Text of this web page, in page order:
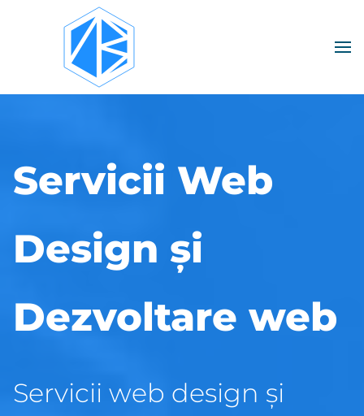
Servicii Web Design și Dezvoltare web - către prima
Servicii Web
Design și
Dezvoltare web
Servicii web design și